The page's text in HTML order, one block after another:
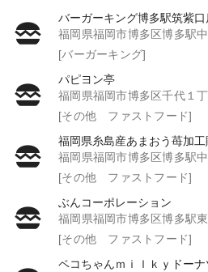
バーガーキング博多駅筑紫口
福岡県福岡市博多区博多駅中
[バーガーキング]
パピヨン亭
福岡県福岡市博多区千代１丁
[その他 ファストフード]
福岡県糸島産あまおう苺加
福岡県福岡市博多区博多駅中
[その他 ファストフード]
ぶんコーポレーション
福岡県福岡市博多区博多駅
[その他 ファストフード]
ペコちゃんｍｉｌｋｙドー